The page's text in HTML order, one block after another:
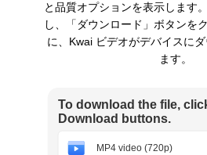
と品質オプションを表示します
し、「ダウンロード」ボタンを
に、Kwai ビデオがデバイスに
ます。